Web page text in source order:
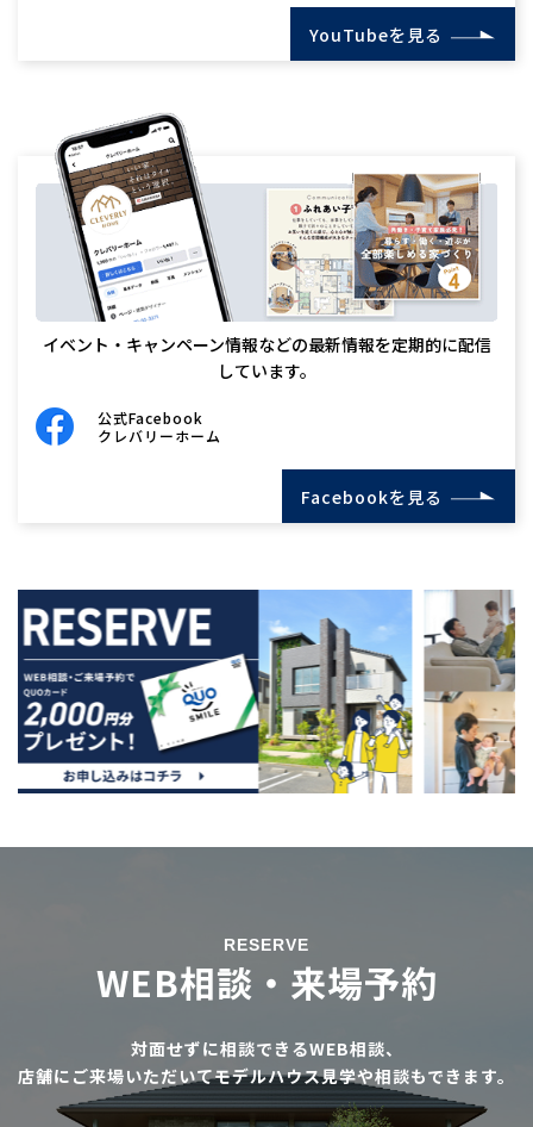
YouTubeを見る
イベント・キャンペーン情報などの最新情報を定期的に配信
しています。
公式Facebook
クレバリーホーム
Facebookを見る
RESERVE
WEB相談・来場予約
対面せずに相談できるWEB相談、
店舗にご来場いただいてモデルハウス見学や相談もできます。